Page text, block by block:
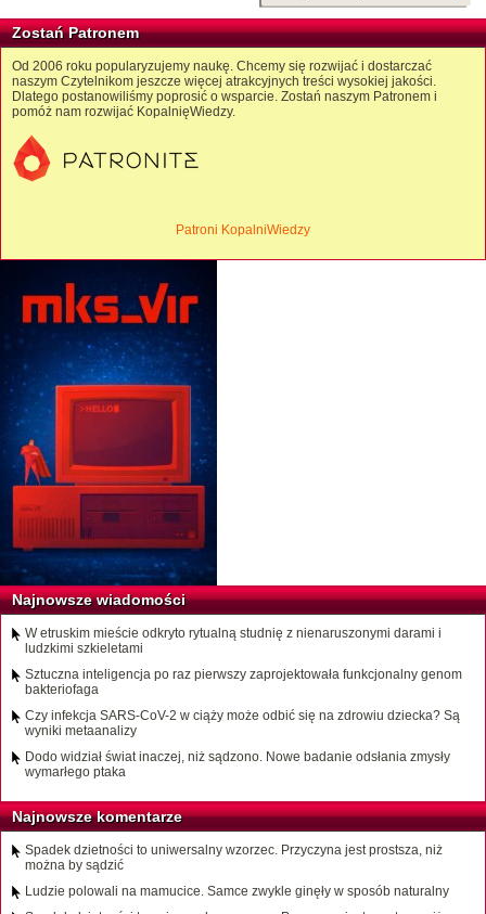
Zostań Patronem
Od 2006 roku popularyzujemy naukę. Chcemy się rozwijać i dostarczać
naszym Czytelnikom jeszcze więcej atrakcyjnych treści wysokiej jakości.
Dlatego postanowiliśmy poprosić o wsparcie. Zostań naszym Patronem i
pomóż nam rozwijać KopalnięWiedzy.
Patroni KopalniWiedzy
Najnowsze wiadomości
W etruskim mieście odkryto rytualną studnię z nienaruszonymi darami i
ludzkimi szkieletami
Sztuczna inteligencja po raz pierwszy zaprojektowała funkcjonalny genom
bakteriofaga
Czy infekcja SARS-CoV-2 w ciąży może odbić się na zdrowiu dziecka? Są
wyniki metaanalizy
Dodo widział świat inaczej, niż sądzono. Nowe badanie odsłania zmysły
wymarłego ptaka
Najnowsze komentarze
Spadek dzietności to uniwersalny wzorzec. Przyczyna jest prostsza, niż
można by sądzić
Ludzie polowali na mamucice. Samce zwykle ginęły w sposób naturalny